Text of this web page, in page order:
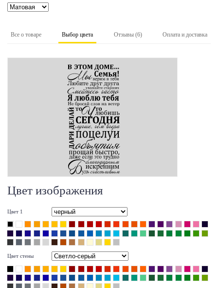
Все о товаре Выбор цвета Отзывы (6) Оплата и доставка
Цвет изображения
Цвет 1
Цвет стены